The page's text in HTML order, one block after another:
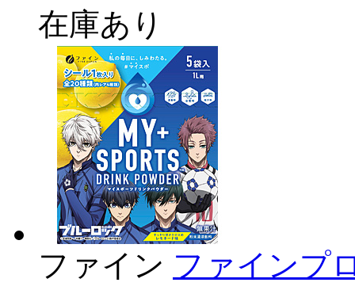
在庫あり
ファイン ファインプ